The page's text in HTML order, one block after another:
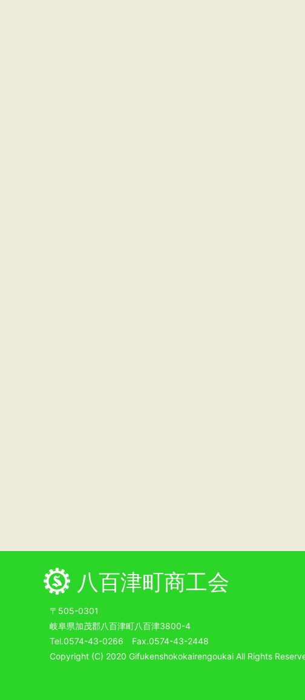
八百津町商工会
〒505-0301
岐阜県加茂郡八百津町八百津3800-4
Tel.0574-43-0266 Fax.0574-43-2448
Copyright (C) 2020 Gifukenshokokairengoukai All Rights